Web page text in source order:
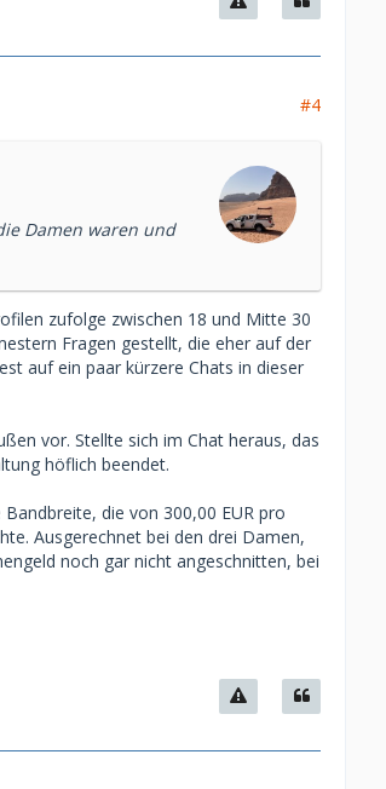
#4
Damen waren und
zufolge zwischen 18 und Mitte 30
Fragen gestellt, die eher auf der
auf ein paar kürzere Chats in dieser
vor. Stellte sich im Chat heraus, das
höflich beendet.
die von 300,00 EUR pro
Ausgerechnet bei den drei Damen,
noch gar nicht angeschnitten, bei